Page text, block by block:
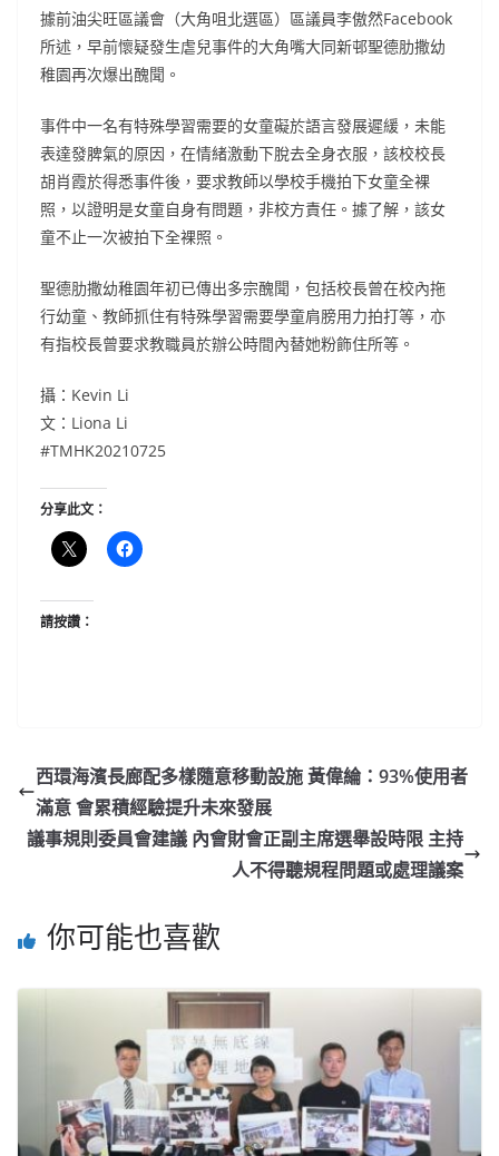
據前油尖旺區議會（大角咀北選區）區議員李傲然Facebook
所述，早前懷疑發生虐兒事件的大角嘴大同新邨聖德肋撒幼
稚園再次爆出醜聞。
事件中一名有特殊學習需要的女童礙於語言發展遲緩，未能
表達發脾氣的原因，在情緒激動下脫去全身衣服，該校校長
胡肖霞於得悉事件後，要求教師以學校手機拍下女童全裸
照，以證明是女童自身有問題，非校方責任。據了解，該女
童不止一次被拍下全裸照。
聖德肋撒幼稚園年初已傳出多宗醜聞，包括校長曾在校內拖
行幼童、教師抓住有特殊學習需要學童肩膀用力拍打等，亦
有指校長曾要求教職員於辦公時間內替她粉飾住所等。
攝：Kevin Li
文：Liona Li
#TMHK20210725
分享此文：
請按讚：
西環海濱長廊配多樣隨意移動設施 黃偉綸：93%使用者
滿意 會累積經驗提升未來發展
議事規則委員會建議 內會財會正副主席選舉設時限 主持
人不得聽規程問題或處理議案
你可能也喜歡